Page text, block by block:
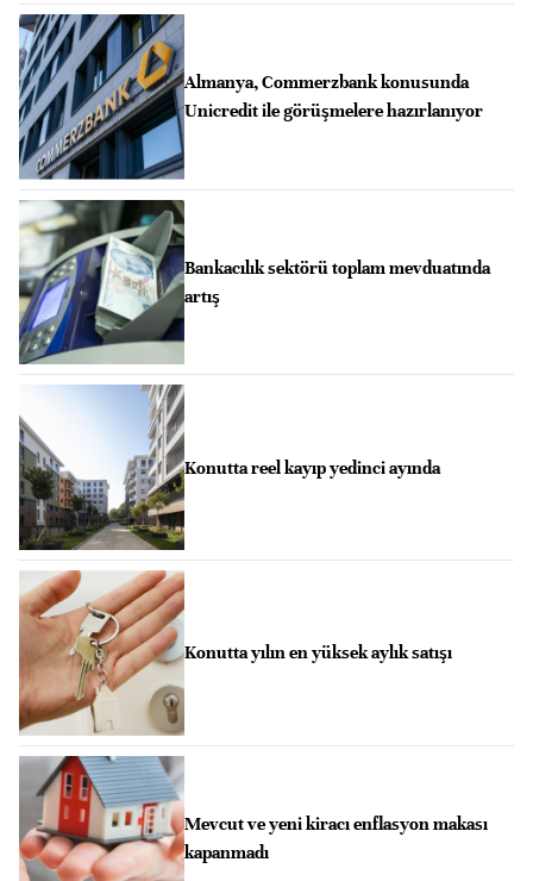
Almanya, Commerzbank konusunda
Unicredit ile görüşmelere hazırlanıyor
Bankacılık sektörü toplam mevduatında
artış
Konutta reel kayıp yedinci ayında
Konutta yılın en yüksek aylık satışı
Mevcut ve yeni kiracı enflasyon makası
kapanmadı